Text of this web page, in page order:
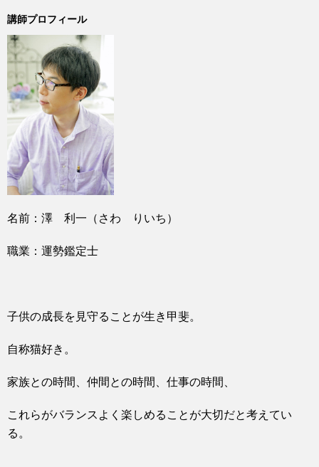
講師プロフィール
名前：澤 利一（さわ りいち）
職業：運勢鑑定士
子供の成長を見守ることが生き甲斐。
自称猫好き。
家族との時間、仲間との時間、仕事の時間、
これらがバランスよく楽しめることが大切だと考えてい
る。